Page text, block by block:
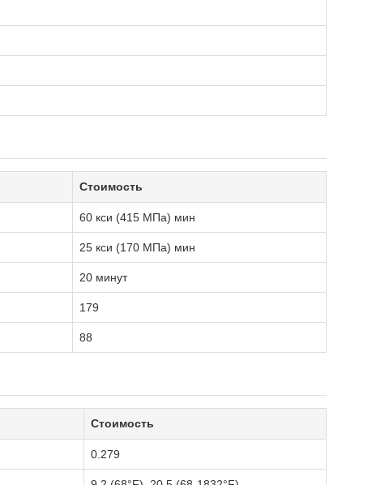
Стоимость
60 кси (415 МПа) мин
25 кси (170 МПа) мин
20 минут
179
88
Стоимость
0.279